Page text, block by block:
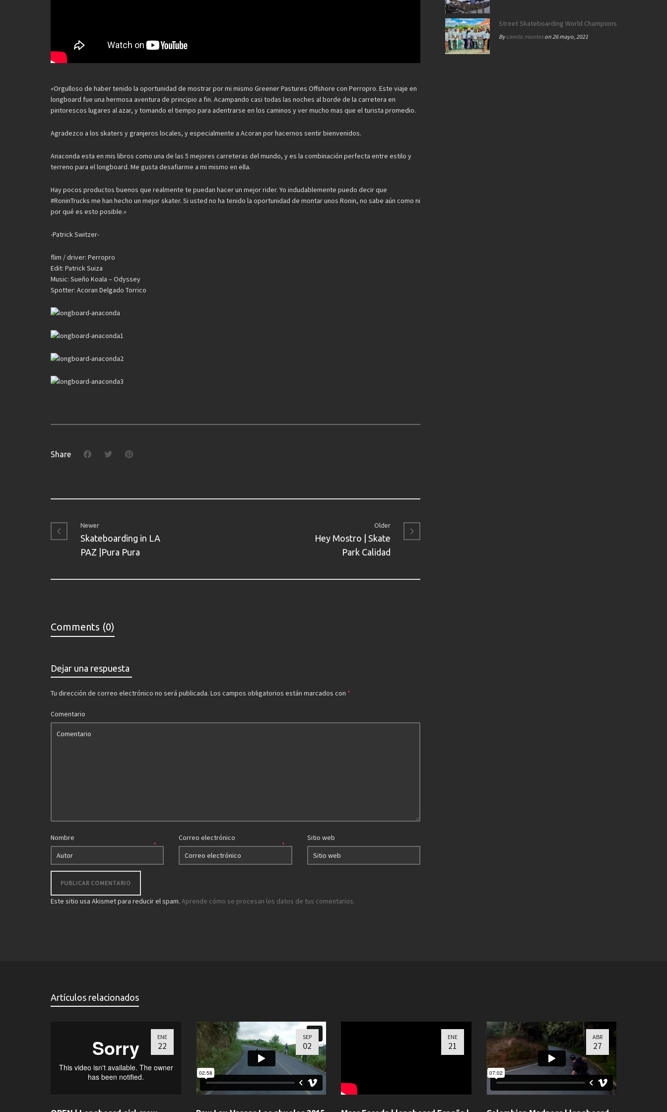
«Orgulloso de haber tenido la oportunidad de mostrar por mi mismo Greener Pastures Offshore con Perropro. Este viaje en
longboard fue una hermosa aventura de principio a fin. Acampando casi todas las noches al borde de la carretera en
pintorescos lugares al azar, y tomando el tiempo para adentrarse en los caminos y ver mucho mas que el turista promedio.
Agradezco a los skaters y granjeros locales, y especialmente a Acoran por hacernos sentir bienvenidos.
Anaconda esta en mis libros como una de las 5 mejores carreteras del mundo, y es la combinación perfecta entre estilo y
terreno para el longboard. Me gusta desafiarme a mi mismo en ella.
Hay pocos productos buenos que realmente te puedan hacer un mejor rider. Yo indudablemente puedo decir que
#RoninTrucks me han hecho un mejor skater. Si usted no ha tenido la oportunidad de montar unos Ronin, no sabe aún como ni
por qué es esto posible.»
-Patrick Switzer-
flim / driver: Perropro
Edit: Patrick Suiza
Music: Sueño Koala – Odyssey
Spotter: Acoran Delgado Torrico
Share
Newer
Skateboarding in LA
PAZ |Pura Pura
Older
Hey Mostro | Skate
Park Calidad
Comments (0)
Dejar una respuesta
Tu dirección de correo electrónico no será publicada. Los campos obligatorios están marcados con *
Comentario
Nombre
*
Correo electrónico
*
Sitio web
Este sitio usa Akismet para reducir el spam. Aprende cómo se procesan los datos de tus comentarios.
Street Skateboarding World Championships Roma 2021
Bycamilo monteson 26 mayo, 2021
Artículos relacionados
ENE
22
SEP
02
ENE
21
ABR
27